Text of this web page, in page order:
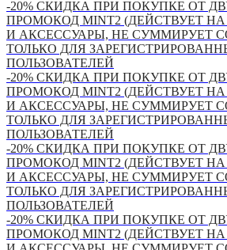
-20% СКИДКА ПРИ ПОКУПКЕ ОТ
ПРОМОКОД MINT2 (ДЕЙСТВУЕТ
И АКСЕССУАРЫ, НЕ СУММИРУЕТ
ТОЛЬКО ДЛЯ
ПОЛЬЗОВАТЕЛЕЙ
-20% СКИДКА ПРИ ПОКУПКЕ ОТ
ПРОМОКОД MINT2 (ДЕЙСТВУЕТ
И АКСЕССУАРЫ, НЕ СУММИРУЕТ
ТОЛЬКО ДЛЯ
ПОЛЬЗОВАТЕЛЕЙ
-20% СКИДКА ПРИ ПОКУПКЕ ОТ
ПРОМОКОД MINT2 (ДЕЙСТВУЕТ
И АКСЕССУАРЫ, НЕ СУММИРУЕТ
ТОЛЬКО ДЛЯ
ПОЛЬЗОВАТЕЛЕЙ
-20% СКИДКА ПРИ ПОКУПКЕ ОТ
ПРОМОКОД MINT2 (ДЕЙСТВУЕТ